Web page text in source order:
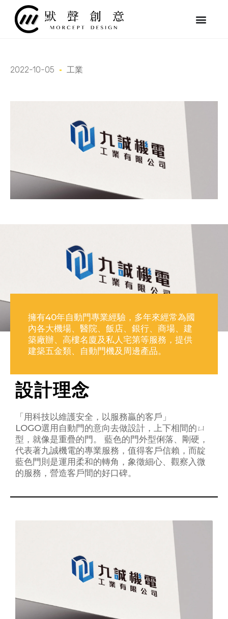
2022-10-05 工業
擁有40年自動門專業經驗，多年來經常為國
內各大機場、醫院、飯店、銀行、商場、建
築廠辦、高樓名廈及私人宅第等服務，提供
建築五金類、自動門機及周邊產品。
設計理念
「用科技以維護安全，以服務贏的客戶」
LOGO選用自動門的意向去做設計，上下相間的ㄩ
型，就像是重疊的門。 藍色的門外型俐落、剛硬，
代表著九誠機電的專業服務，值得客戶信賴，而靛
藍色門則是運用柔和的轉角，象徵細心、觀察入微
的服務，營造客戶間的好口碑。